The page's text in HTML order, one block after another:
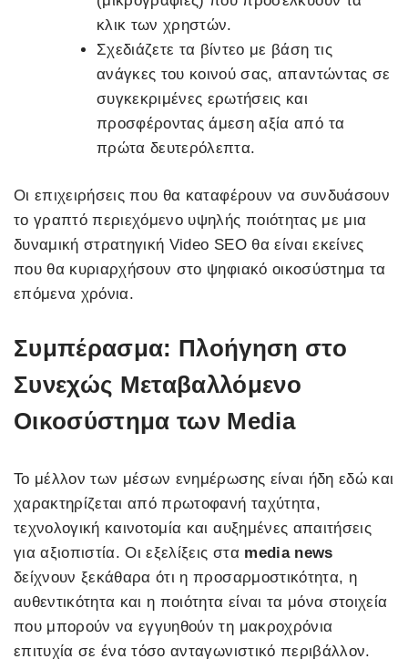
κλικ των χρηστών.
Σχεδιάζετε τα βίντεο με βάση τις
ανάγκες του κοινού σας, απαντώντας σε
συγκεκριμένες ερωτήσεις και
προσφέροντας άμεση αξία από τα
πρώτα δευτερόλεπτα.
Οι επιχειρήσεις που θα καταφέρουν να συνδυάσουν
το γραπτό περιεχόμενο υψηλής ποιότητας με μια
δυναμική στρατηγική Video SEO θα είναι εκείνες
που θα κυριαρχήσουν στο ψηφιακό οικοσύστημα τα
επόμενα χρόνια.
Συμπέρασμα: Πλοήγηση στο
Συνεχώς Μεταβαλλόμενο
Οικοσύστημα των Media
Το μέλλον των μέσων ενημέρωσης είναι ήδη εδώ και
χαρακτηρίζεται από πρωτοφανή ταχύτητα,
τεχνολογική καινοτομία και αυξημένες απαιτήσεις
για αξιοπιστία. Οι εξελίξεις στα media news
δείχνουν ξεκάθαρα ότι η προσαρμοστικότητα, η
αυθεντικότητα και η ποιότητα είναι τα μόνα στοιχεία
που μπορούν να εγγυηθούν τη μακροχρόνια
επιτυχία σε ένα τόσο ανταγωνιστικό περιβάλλον.